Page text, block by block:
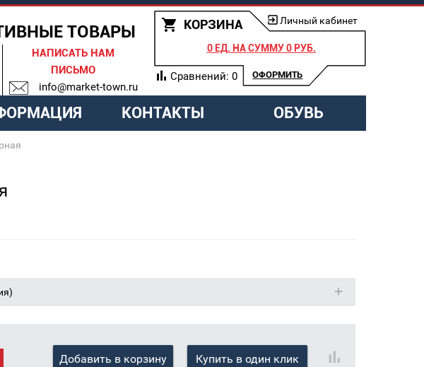
ТОВАРЫ
НАПИСАТЬ НАМ
ПИСЬМО
info@market-town.ru
КОРЗИНА Личный кабинет
0 ЕД. НА СУММУ0 РУБ.
ОФОРМИТЬ
Сравнений: 0
КОНТАКТЫ ОБУВЬ
Добавить в корзину Купить в один клик